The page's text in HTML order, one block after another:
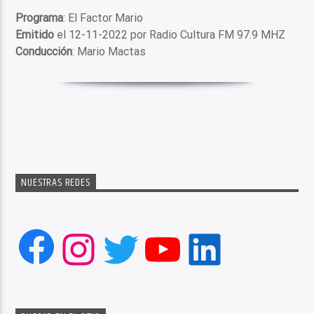
Programa: El Factor Mario
Emitido el 12-11-2022 por Radio Cultura FM 97.9 MHZ
Conducción: Mario Mactas
NUESTRAS REDES
Facebook
Instagram
Twitter
YouTube
LinkedIn